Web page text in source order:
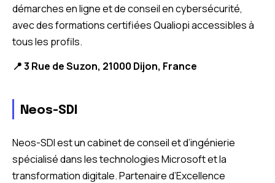
démarches en ligne et de conseil en cybersécurité,
avec des formations certifiées Qualiopi accessibles à
tous les profils.
📍 3 Rue de Suzon, 21000 Dijon, France
Neos-SDI
Neos-SDI est un cabinet de conseil et d’ingénierie
spécialisé dans les technologies Microsoft et la
transformation digitale. Partenaire d’Excellence